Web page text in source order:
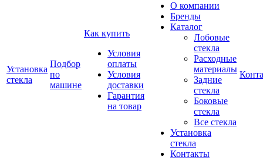
Установка
стекла
Подбор
по
машине
Как купить
Условия
оплаты
Условия
доставки
Гарантия
на товар
О компании
Бренды
Каталог
Лобовые
стекла
Расходные
материалы
Задние
стекла
Боковые
стекла
Все стекла
Установка
стекла
Контакты